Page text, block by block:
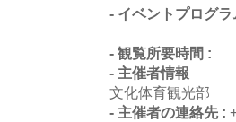
- イベントプログラ
- 観覧所要時間 :
- 主催者情報
文化体育観光部
- 主催者の連絡先 :